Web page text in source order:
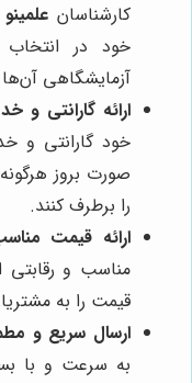
کارشناسان علمینو
خود در
آزمایشگاهی
ارائه گارانتی
خود گارانتی و
صورت بروز
را برطرف کنند.
ارائه قیمت
مناسب و رقابتی
قیمت را به
ارسال سریع و
به سرعت و با